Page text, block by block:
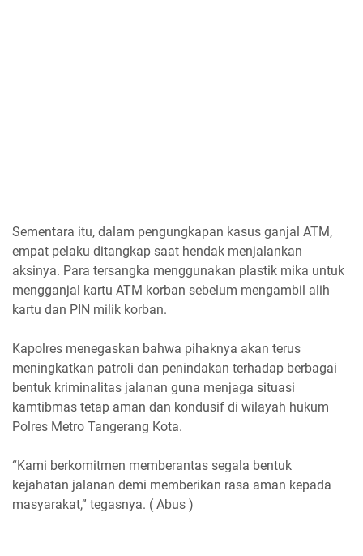
Sementara itu, dalam pengungkapan kasus ganjal ATM,
empat pelaku ditangkap saat hendak menjalankan
aksinya. Para tersangka menggunakan plastik mika untuk
mengganjal kartu ATM korban sebelum mengambil alih
kartu dan PIN milik korban.
Kapolres menegaskan bahwa pihaknya akan terus
meningkatkan patroli dan penindakan terhadap berbagai
bentuk kriminalitas jalanan guna menjaga situasi
kamtibmas tetap aman dan kondusif di wilayah hukum
Polres Metro Tangerang Kota.
“Kami berkomitmen memberantas segala bentuk
kejahatan jalanan demi memberikan rasa aman kepada
masyarakat,” tegasnya. ( Abus )